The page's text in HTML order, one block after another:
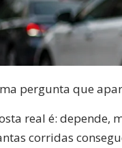
pergunta que
real é: depende,
corridas